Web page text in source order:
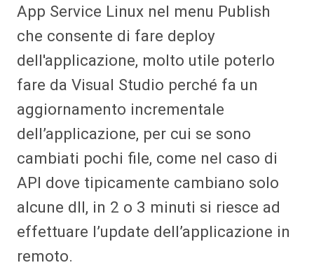
App Service Linux nel menu Publish
che consente di fare deploy
dell'applicazione, molto utile poterlo
fare da Visual Studio perché fa un
aggiornamento incrementale
dell’applicazione, per cui se sono
cambiati pochi file, come nel caso di
API dove tipicamente cambiano solo
alcune dll, in 2 o 3 minuti si riesce ad
effettuare l’update dell’applicazione in
remoto.